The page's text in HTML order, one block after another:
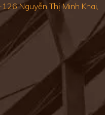
Nguyễn Thị Minh Khai,